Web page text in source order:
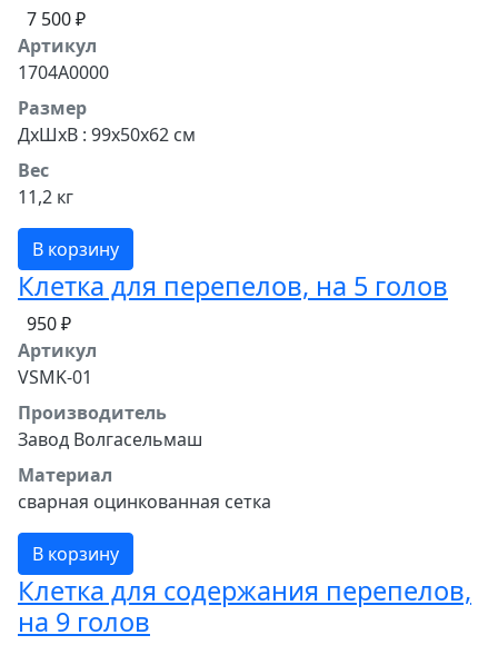
7 500 ₽
Артикул
1704A0000
Размер
ДхШхВ : 99x50x62 см
Вес
11,2 кг
В корзину
Клетка для перепелов, на 5 голов
950 ₽
Артикул
VSMK-01
Производитель
Завод Волгасельмаш
Материал
сварная оцинкованная сетка
В корзину
Клетка для содержания перепелов,
на 9 голов